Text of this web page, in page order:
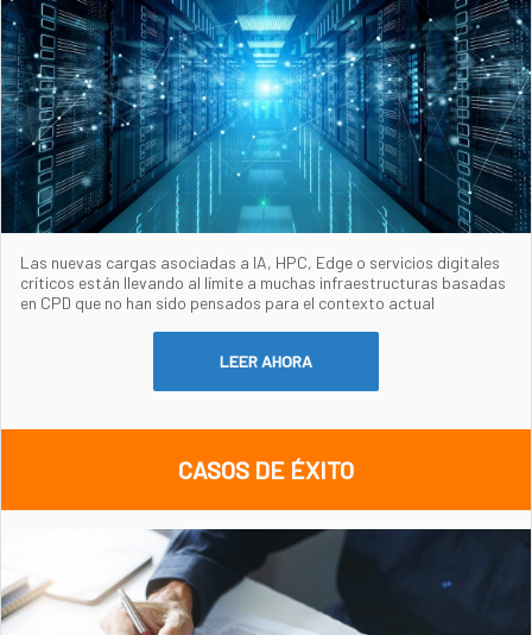
Las nuevas cargas asociadas a IA, HPC, Edge o servicios digitales
críticos están llevando al límite a muchas infraestructuras basadas
en CPD que no han sido pensados para el contexto actual
LEER AHORA
CASOS DE ÉXITO